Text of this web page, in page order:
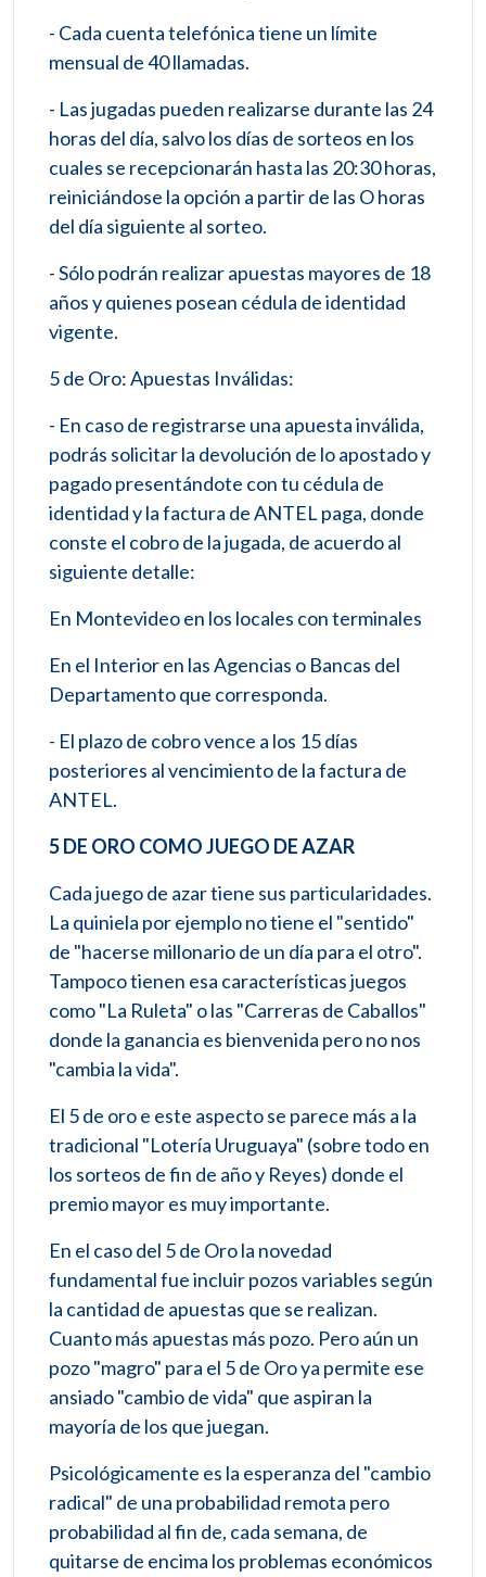
- Cada cuenta telefónica tiene un límite
mensual de 40 llamadas.
- Las jugadas pueden realizarse durante las 24
horas del día, salvo los días de sorteos en los
cuales se recepcionarán hasta las 20:30 horas,
reiniciándose la opción a partir de las O horas
del día siguiente al sorteo.
- Sólo podrán realizar apuestas mayores de 18
años y quienes posean cédula de identidad
vigente.
5 de Oro: Apuestas Inválidas:
- En caso de registrarse una apuesta inválida,
podrás solicitar la devolución de lo apostado y
pagado presentándote con tu cédula de
identidad y la factura de ANTEL paga, donde
conste el cobro de la jugada, de acuerdo al
siguiente detalle:
En Montevideo en los locales con terminales
En el Interior en las Agencias o Bancas del
Departamento que corresponda.
- El plazo de cobro vence a los 15 días
posteriores al vencimiento de la factura de
ANTEL.
5 DE ORO COMO JUEGO DE AZAR
Cada juego de azar tiene sus particularidades.
La quiniela por ejemplo no tiene el "sentido"
de "hacerse millonario de un día para el otro".
Tampoco tienen esa características juegos
como "La Ruleta" o las "Carreras de Caballos"
donde la ganancia es bienvenida pero no nos
"cambia la vida".
El 5 de oro e este aspecto se parece más a la
tradicional "Lotería Uruguaya" (sobre todo en
los sorteos de fin de año y Reyes) donde el
premio mayor es muy importante.
En el caso del 5 de Oro la novedad
fundamental fue incluir pozos variables según
la cantidad de apuestas que se realizan.
Cuanto más apuestas más pozo. Pero aún un
pozo "magro" para el 5 de Oro ya permite ese
ansiado "cambio de vida" que aspiran la
mayoría de los que juegan.
Psicológicamente es la esperanza del "cambio
radical" de una probabilidad remota pero
probabilidad al fin de, cada semana, de
quitarse de encima los problemas económicos